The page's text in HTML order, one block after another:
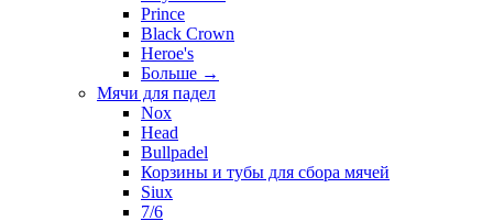
Prince
Black Crown
Heroe's
Больше →
Мячи для падел
Nox
Head
Bullpadel
Корзины и тубы для сбора мячей
Siux
7/6